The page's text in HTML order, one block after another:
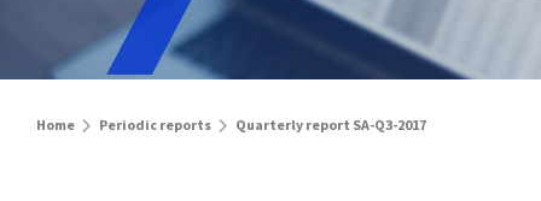
Home Periodic reports Quarterly report SA-Q3-2017